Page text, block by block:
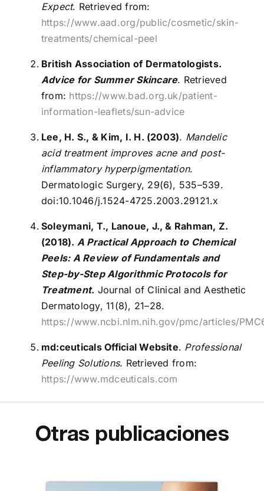
Expect. Retrieved from:
https://www.aad.org/public/cosmetic/skin-
treatments/chemical-peel
British Association of Dermatologists.
Advice for Summer Skincare. Retrieved
from: https://www.bad.org.uk/patient-
information-leaflets/sun-advice
Lee, H. S., & Kim, I. H. (2003). Mandelic
acid treatment improves acne and post-
inflammatory hyperpigmentation.
Dermatologic Surgery, 29(6), 535–539.
doi:10.1046/j.1524-4725.2003.29121.x
Soleymani, T., Lanoue, J., & Rahman, Z.
(2018). A Practical Approach to Chemical
Peels: A Review of Fundamentals and
Step-by-Step Algorithmic Protocols for
Treatment. Journal of Clinical and Aesthetic
Dermatology, 11(8), 21–28.
https://www.ncbi.nlm.nih.gov/pmc/articles/
md:ceuticals Official Website. Professional
Peeling Solutions. Retrieved from:
https://www.mdceuticals.com
Otras publicaciones